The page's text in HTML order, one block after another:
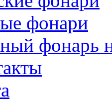
фонари
фонарь